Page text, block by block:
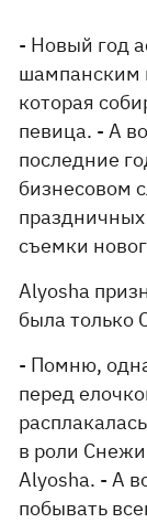
- Новый год
шампанским
которая
певица. - А
последние
бизнесовом
съемки
Alyosha
была только
- Помню,
перед
в роли
Alyosha. - А
побывать